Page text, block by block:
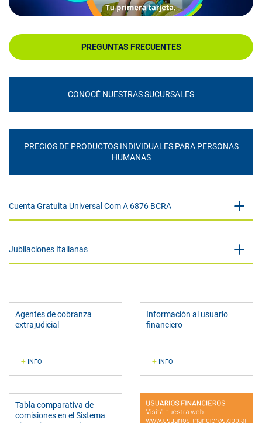
PREGUNTAS FRECUENTES
CONOCÉ NUESTRAS SUCURSALES
PRECIOS DE PRODUCTOS INDIVIDUALES PARA PERSONAS
HUMANAS
Cuenta Gratuita Universal Com A 6876 BCRA
Jubilaciones Italianas
Agentes de cobranza
extrajudicial
+ INFO
Información al usuario
financiero
+ INFO
Tabla comparativa de
comisionesen el Sistema